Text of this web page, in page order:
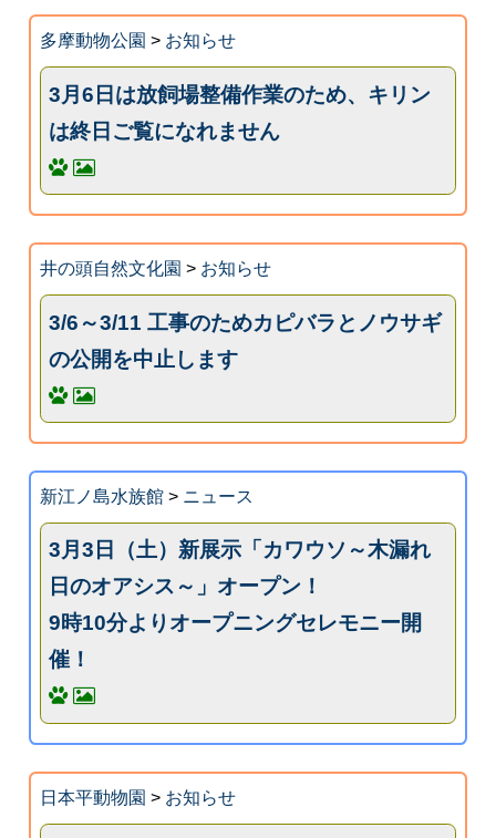
多摩動物公園 > お知らせ
3月6日は放飼場整備作業のため、キリン
は終日ご覧になれません
井の頭自然文化園 > お知らせ
3/6～3/11 工事のためカピバラとノウサギ
の公開を中止します
新江ノ島水族館> ニュース
3月3日（土）新展示「カワウソ～木漏れ
日のオアシス～」オープン！
9時10分よりオープニングセレモニー開
催！
日本平動物園 > お知らせ